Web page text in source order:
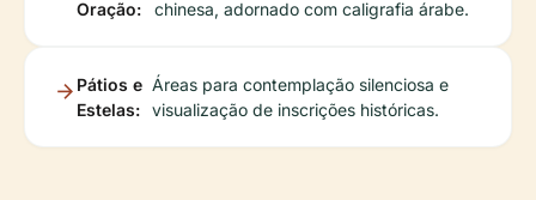
Oração:
chinesa, adornado com caligrafia árabe.
Pátios e
Estelas:
Áreas para contemplação silenciosa e
visualização de inscrições históricas.